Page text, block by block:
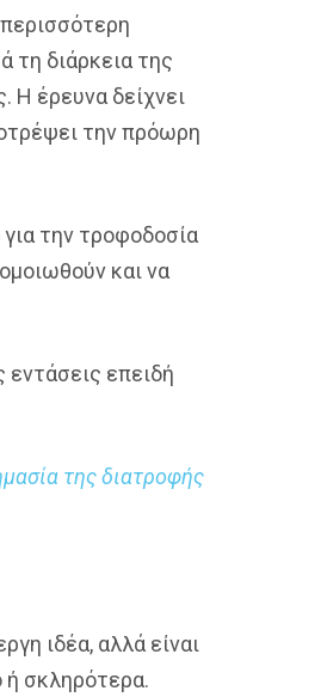
τη διάρκεια της
Η έρευνα δείχνει
την πρόωρη
την τροφοδοσία
και να
επειδή
της διατροφής
ιδέα, αλλά είναι
ή σκληρότερα.